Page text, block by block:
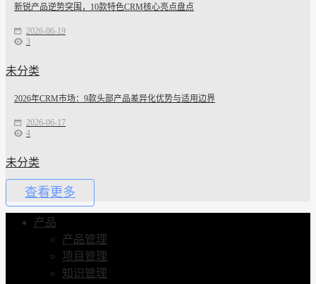
新锐产品逆势突围，10款特色CRM核心亮点盘点
2026-06-19
3
未分类
2026年CRM市场：9款头部产品差异化优势与适用边界
2026-06-17
4
未分类
查看更多
产品
产品管理
项目管理
知识管理